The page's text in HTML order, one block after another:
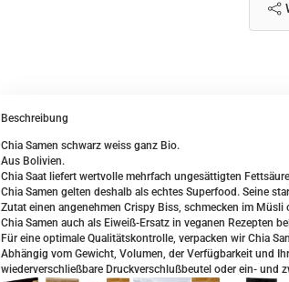
Beschreibung
Chia Samen schwarz weiss ganz Bio.
Aus Bolivien.
Chia Saat liefert wertvolle mehrfach ungesättigten
Chia Samen gelten deshalb als echtes Superfood. Seine
Zutat einen angenehmen Crispy Biss, schmecken im
Chia Samen auch als Eiweiß-Ersatz in veganen Rezepten
Für eine optimale Qualitätskontrolle, verpacken wir Chia
Abhängig vom Gewicht, Volumen, der Verfügbarkeit und
wiederverschließbare Druckverschlußbeutel oder ein- und